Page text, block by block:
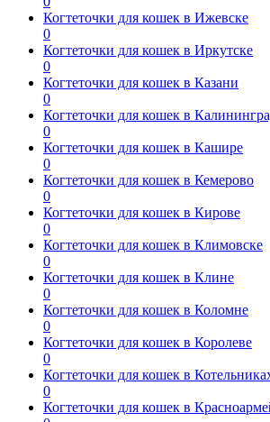
Когтеточки для кошек в Ижевске
0
Когтеточки для кошек в Иркутске
0
Когтеточки для кошек в Казани
0
Когтеточки для кошек в
0
Когтеточки для кошек в Кашире
0
Когтеточки для кошек в Кемерово
0
Когтеточки для кошек в Кирове
0
Когтеточки для кошек в Климовске
0
Когтеточки для кошек в Клине
0
Когтеточки для кошек в Коломне
0
Когтеточки для кошек в Королеве
0
Когтеточки для кошек в
0
Когтеточки для кошек в